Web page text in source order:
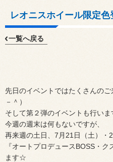
レオニスホイール限定
一覧へ戻る
先日のイベントではたくさんの
－＾）
そして第２弾のイベントも行い
今週の週末は何もないですが、
再来週の土日、7月21日（土）・
『オートプロデュースBOSS・
ます☆